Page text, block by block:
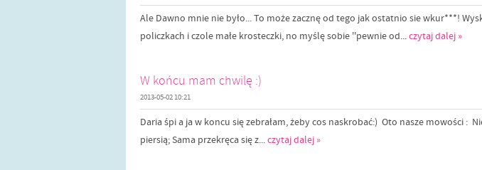
Ale Dawno mnie nie było... To może zacznę od tego jak ostatnio sie wkur***!
policzkach i czole małe krosteczki, no myślę sobie ''pewnie od...czytaj dalej »
W końcu mam chwilę :)
2013-05-02 10:21
Daria śpi a ja w koncu się zebrałam, żeby cos naskrobać:) Oto nasze mowości :
piersią; Sama przekręca się z...czytaj dalej »